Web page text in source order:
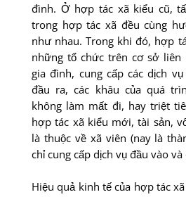
đình. Ở hợp tác xã kiểu cũ,
trong hợp tác xã đều cùng
như nhau. Trong khi đó, hợp
những tổ chức trên cơ sở liên
gia đình, cung cấp các dịch
đầu ra, các khâu của quá
không làm mất đi, hay triệt
hợp tác xã kiểu mới, tài sản,
là thuộc về xã viên (nay là
chỉ cung cấp dịch vụ đầu vào và
Hiệu quả kinh tế của hợp tác